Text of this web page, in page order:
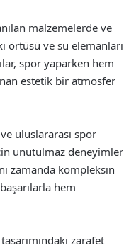
malzemelerde ve
örtüsü ve su elemanları
spor yaparken hem
estetik bir atmosfer
uluslararası spor
unutulmaz deneyimler
zamanda kompleksin
hem
zarafet